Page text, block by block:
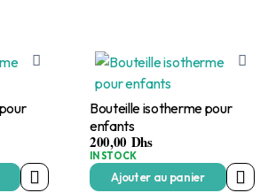
Bouteille isotherme pour
enfants
200,00 Dhs
IN STOCK
Ajouter au panier